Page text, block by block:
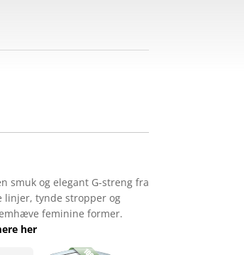
smuk og elegant G-streng fra
linjer, tynde stropper og
feminine former.
her